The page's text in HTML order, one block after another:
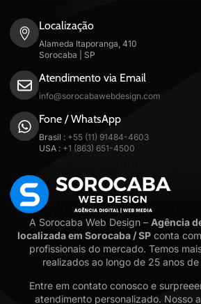
Localização
Alameda Itaporanga, 410
Sorocaba | SP
Atendimento via Email
info@sorocabawebdesign.com
Fone / WhatsApp
Brasil : +55 (11) 91484-4603
USA : +1 (863) 651-4500
A Sorocaba Web Design – Agência
localizada em Sorocaba / SPconta
profissionais do mercado. Temos
realizados ao longo de 25 anos
Entre em contato conosco e
atendimento personalizado. Nosso